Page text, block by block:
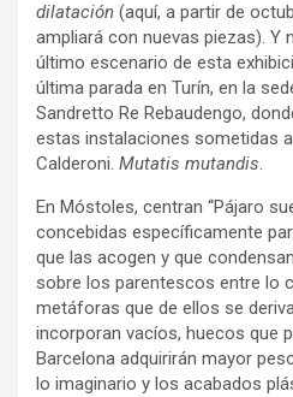
dilatación (aquí, a partir de
ampliará con nuevas piezas). Y
último escenario de esta
última parada en Turín, en la
Sandretto Re Rebaudengo,
estas instalaciones sometidas
Calderoni. Mutatis mutandis.
En Móstoles, centran “Pájaro
concebidas específicamente
que las acogen y que
sobre los parentescos entre lo
metáforas que de ellos se
incorporan vacíos, huecos que
Barcelona adquirirán mayor
lo imaginario y los acabados